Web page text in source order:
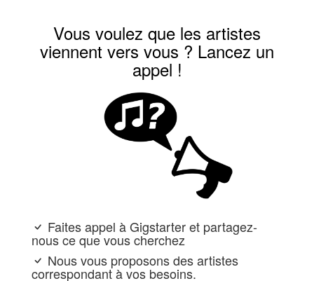
Vous voulez que les artistes
viennent vers vous ? Lancez un
appel !
Faites appel à Gigstarter et partagez-
nous ce que vous cherchez
Nous vous proposons des artistes
correspondant à vos besoins.